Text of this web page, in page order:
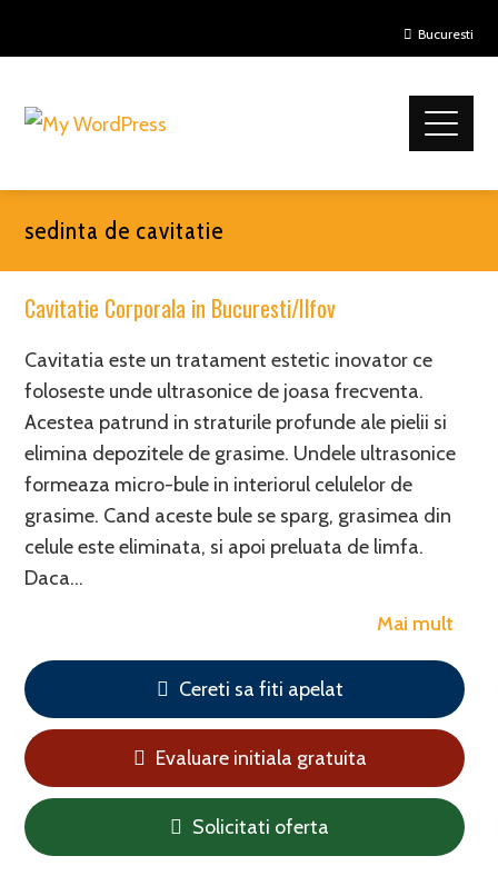
Bucuresti
sedinta de cavitatie
Cavitatie Corporala in Bucuresti/Ilfov
Cavitatia este un tratament estetic inovator ce
foloseste unde ultrasonice de joasa frecventa.
Acestea patrund in straturile profunde ale pielii si
elimina depozitele de grasime. Undele ultrasonice
formeaza micro-bule in interiorul celulelor de
grasime. Cand aceste bule se sparg, grasimea din
celule este eliminata, si apoi preluata de limfa.
Daca…
Mai mult
Cereti sa fiti apelat
Evaluare initiala gratuita
Solicitati oferta